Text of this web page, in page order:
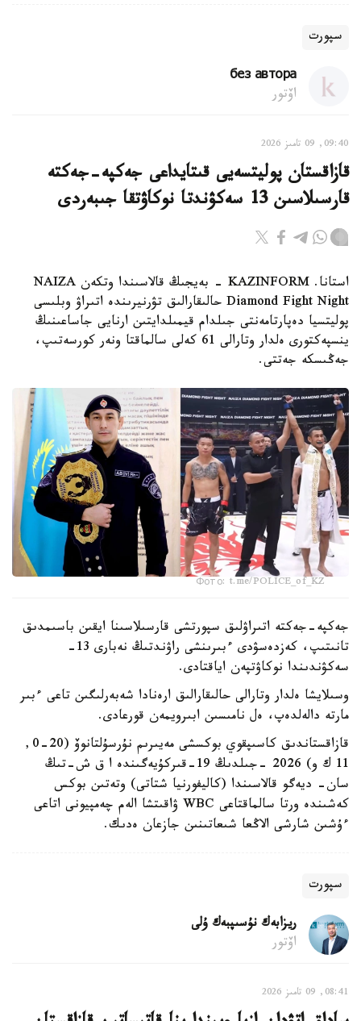
سپورت
без автора
اۆتور
09:40, 09 تامىز 2026
قازاقستان پوليتسەيى قىتايداعى جەكپە-جەكتە
قارسىلاسىن 13 سەكۋندتا نوكاۋتقا جىبەردى
استانا. KAZINFORM - بەيجىڭ قالاسىندا وتكەن NAIZA
Diamond Fight Night حالىقارالىق تۋرنيرىندە اتىراۋ وبلىسى
پوليتسيا دەپارتامەنتى جىلدام قيمىلدايتىن ارنايى جاساعىنىڭ
ينسپەكتورى ەلدار وتارالى 61 كەلى سالماقتا ونەر كورسەتىپ،
جەڭىسكە جەتتى.
Фото: t.me/POLICE_of_KZ
جەكپە-جەكتە اتىراۋلىق سپورتشى قارسىلاسىنا ايقىن باسىمدىق
تانىتىپ، كەزدەسۋدى ءبىرىنشى راۋندتىڭ نەبارى 13-
سەكۋندىندا نوكاۋتپەن اياقتادى.
وسىلايشا ەلدار وتارالى حالىقارالىق ارەنادا شەبەرلىگىن تاعى ءبىر
مارتە دالەلدەپ، ەل نامىسىن ابىرويمەن قورعادى.
قازاقستاندىق كاسىپقوي بوكسشى مەيىرىم نۇرسۇلتانوۆ (20-0,
11 ك و) 2026 -جىلدىڭ 19-قىركۇيەگىندە ا ق ش-تىڭ
سان- ديەگو قالاسىندا (كاليفورنيا شتاتى) وتەتىن بوكس
كەشىندە ورتا سالماقتاعى WBC ۋاقىتشا الەم چەمپيونى اتاعى
ءۇشىن شارشى الاڭعا شىعاتىنىن جازعان ەدىك.
سپورت
ريزابەك نۇسىپبەك ۇلى
اۆتور
08:41, 09 تامىز 2026